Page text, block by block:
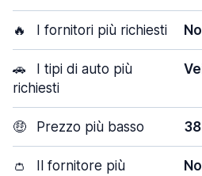
🔥 I fornitori più richiesti
🚗
I tipi di auto più
richiesti
🤑 Prezzo più basso
👛
Il fornitore più